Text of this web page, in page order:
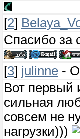
[2]
Спасибо за
[3] julinne -
Вот первый
сильная
совсем не
нагрузки)))